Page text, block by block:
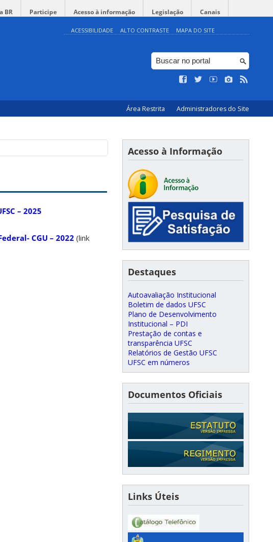
BR Participe Acesso à informação Legislação Canais
ACESSIBILIDADE ALTO CONTRASTE MAPA DO SITE
Área Restrita Administradores do Site
– 2025
CGU – 2022 (link
Acesso à Informação
Destaques
Autoavaliação Institucional
Boletim de dados UFSC
Plano de Desenvolvimento
Institucional – PDI
Prestação de contas e
transparência UFSC
Relatórios de Gestão UFSC
UFSC em números
Documentos Oficiais
Links Úteis